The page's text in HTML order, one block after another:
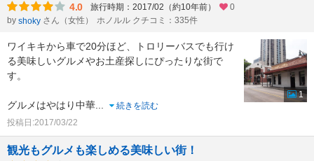
4.0 旅行時期：2017/02（約10年前）
0
by shoky さん（女性） ホノルル クチコミ：335件
ワイキキから車で20分ほど、トロリーバスでも行け
る美味しいグルメやお土産探しにぴったりな街で
す。
グルメはやはり中華
続きを読む
投稿日:2017/03/22
1
観光もグルメも楽しめる美味しい街！